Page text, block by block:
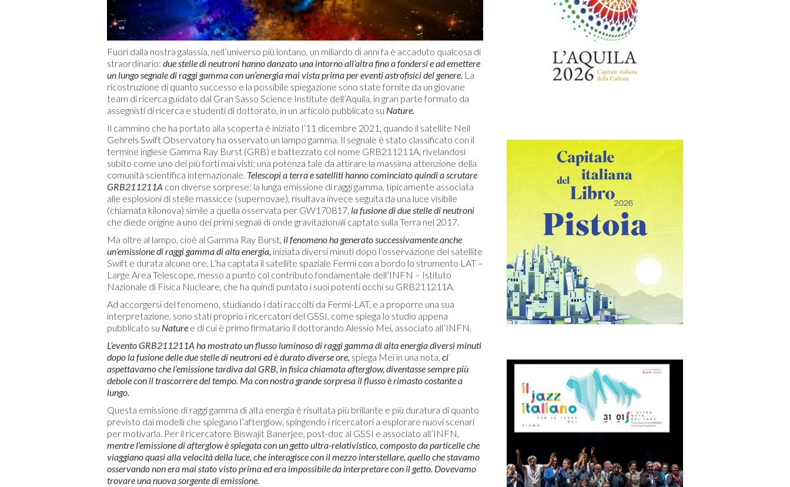
Fuori dalla nostra galassia, nell’universo più lontano, un miliardo di anni fa è accaduto qualcosa di
straordinario: due stelle di neutroni hanno danzato una intorno all’altra fino a fondersi e ad emettere
un lungo segnale di raggi gamma con un’energia mai vista prima per eventi astrofisici del genere. La
ricostruzione di quanto successo e la possibile spiegazione sono state fornite da un giovane
team di ricerca guidato dal Gran Sasso Science Institute dell’Aquila, in gran parte formato da
assegnisti di ricerca e studenti di dottorato, in un articolo pubblicato su Nature.
Il cammino che ha portato alla scoperta è iniziato l’11 dicembre 2021, quando il satellite Neil
Gehrels Swift Observatory ha osservato un lampo gamma. Il segnale è stato classificato con il
termine inglese Gamma Ray Burst (GRB) e battezzato col nome GRB211211A, rivelandosi
subito come uno dei più forti mai visti; una potenza tale da attirare la massima attenzione della
comunità scientifica internazionale. Telescopi a terra e satelliti hanno cominciato quindi a scrutare
GRB211211A con diverse sorprese: la lunga emissione di raggi gamma, tipicamente associata
alle esplosioni di stelle massicce (supernovae), risultava invece seguita da una luce visibile
(chiamata kilonova) simile a quella osservata per GW170817, la fusione di due stelle di neutroni
che diede origine a uno dei primi segnali di onde gravitazionali captato sulla Terra nel 2017.
Ma oltre al lampo, cioè al Gamma Ray Burst, il fenomeno ha generato successivamente anche
un’emissione di raggi gamma di alta energia, iniziata diversi minuti dopo l’osservazione del satellite
Swift e durata alcune ore. L’ha captata il satellite spaziale Fermi con a bordo lo strumento LAT –
Large Area Telescope, messo a punto col contributo fondamentale dell’INFN – Istituto
Nazionale di Fisica Nucleare, che ha quindi puntato i suoi potenti occhi su GRB211211A.
Ad accorgersi del fenomeno, studiando i dati raccolti da Fermi-LAT, e a proporre una sua
interpretazione, sono stati proprio i ricercatori del GSSI, come spiega lo studio appena
pubblicato su Nature e di cui è primo firmatario il dottorando Alessio Mei, associato all’INFN.
L’evento GRB211211A ha mostrato un flusso luminoso di raggi gamma di alta energia diversi minuti
dopo la fusione delle due stelle di neutroni ed è durato diverse ore, spiega Mei in una nota, ci
aspettavamo che l’emissione tardiva dal GRB, in fisica chiamata afterglow, diventasse sempre più
debole con il trascorrere del tempo. Ma con nostra grande sorpresa il flusso è rimasto costante a
lungo.
Questa emissione di raggi gamma di alta energia è risultata più brillante e più duratura di quanto
previsto dai modelli che spiegano l’afterglow, spingendo i ricercatori a esplorare nuovi scenari
per motivarla. Per il ricercatore Biswajit Banerjee, post-doc al GSSI e associato all’INFN,
mentre l’emissione di afterglow è spiegata con un getto ultra-relativistico, composto da particelle che
viaggiano quasi alla velocità della luce, che interagisce con il mezzo interstellare, quello che stavamo
osservando non era mai stato visto prima ed era impossibile da interpretare con il getto. Dovevamo
trovare una nuova sorgente di emissione.